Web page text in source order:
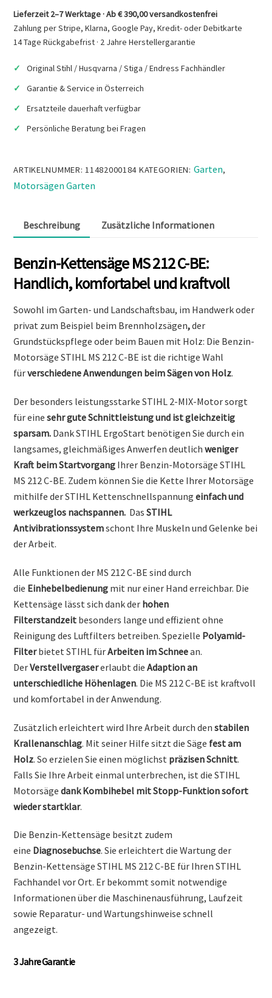
212
C-
BE
Motorsäge
Menge
Lieferzeit 2–7 Werktage · Ab € 390,00 versandkostenfrei
Zahlung per Stripe, Klarna, Google Pay, Kredit- oder Debitkarte
14 Tage Rückgabefrist · 2 Jahre Herstellergarantie
Original Stihl / Husqvarna / Stiga / Endress Fachhändler
Garantie & Service in Österreich
Ersatzteile dauerhaft verfügbar
Persönliche Beratung bei Fragen
ARTIKELNUMMER:11482000184 KATEGORIEN: Garten,
Motorsägen Garten
Beschreibung Zusätzliche Informationen
Benzin-Kettensäge MS 212 C-BE:
Handlich, komfortabel und kraftvoll
Sowohl im Garten- und Landschaftsbau, im Handwerk oder
privat zum Beispiel beim Brennholzsägen,der
Grundstückspflege oder beim Bauen mit Holz: Die Benzin-
Motorsäge STIHL MS 212 C-BE ist die richtige Wahl
fürverschiedene Anwendungen beim Sägen von Holz.
Der besonders leistungsstarke STIHL 2-MIX-Motor sorgt
für einesehrgute Schnittleistung und ist gleichzeitig
sparsam. Dank STIHL ErgoStart benötigen Sie durch ein
langsames, gleichmäßiges Anwerfen deutlichweniger
Kraft beim Startvorgang Ihrer Benzin-Motorsäge STIHL
MS 212 C-BE. Zudem können Sie die Kette Ihrer Motorsäge
mithilfe der STIHL Kettenschnellspannungeinfach und
werkzeuglos nachspannen. DasSTIHL
Antivibrationssystemschont Ihre Muskeln und Gelenke bei
der Arbeit.
Alle Funktionen der MS 212 C-BE sind durch
die Einhebelbedienung mit nur einer Hand erreichbar. Die
Kettensäge lässt sich dank der hohen
Filterstandzeit besonders lange und effizient ohne
Reinigung des Luftfilters betreiben. Spezielle Polyamid-
Filterbietet STIHL fürArbeiten im Schneean.
DerVerstellvergasererlaubt dieAdaption an
unterschiedliche Höhenlagen. Die MS 212 C-BE ist kraftvoll
und komfortabel in der Anwendung.
Zusätzlich erleichtert wird Ihre Arbeit durch denstabilen
Krallenanschlag. Mit seiner Hilfe sitzt die Säge fest am
Holz. So erzielen Sie einen möglichst präzisen Schnitt.
Falls Sie Ihre Arbeit einmal unterbrechen, ist die STIHL
MotorsägedankKombihebel mit Stopp-Funktion sofort
wieder startklar.
Die Benzin-Kettensäge besitzt zudem
eine Diagnosebuchse. Sie erleichtert die Wartung der
Benzin-Kettensäge STIHL MS 212 C-BE für Ihren STIHL
Fachhandel vor Ort. Er bekommt somit notwendige
Informationen über die Maschinenausführung, Laufzeit
sowie Reparatur- und Wartungshinweise schnell
angezeigt.
3 Jahre Garantie